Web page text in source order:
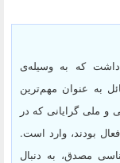
که به وسیله‌ی
به عنوان مهم‌ترین
و ملی گرایانی که در
بودند، وارد است.
مصدق، به دنبال